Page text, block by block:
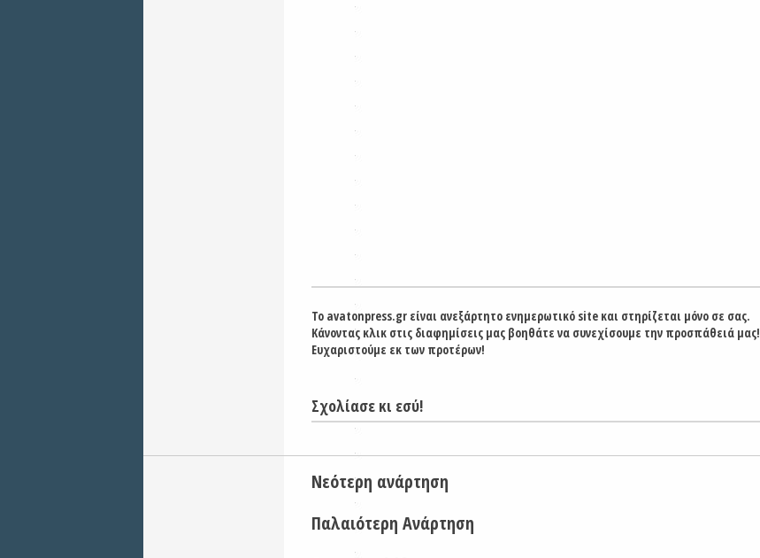
Το avatonpress.gr είναι ανεξάρτητο ενημερωτικό site και στηρίζεται μόνο σε σας.
Κάνοντας κλικ στις διαφημίσεις μας βοηθάτε να συνεχίσουμε την προσπάθειά μας!
Ευχαριστούμε εκ των προτέρων!
Σχολίασε κι εσύ!
Νεότερη ανάρτηση
Παλαιότερη Ανάρτηση